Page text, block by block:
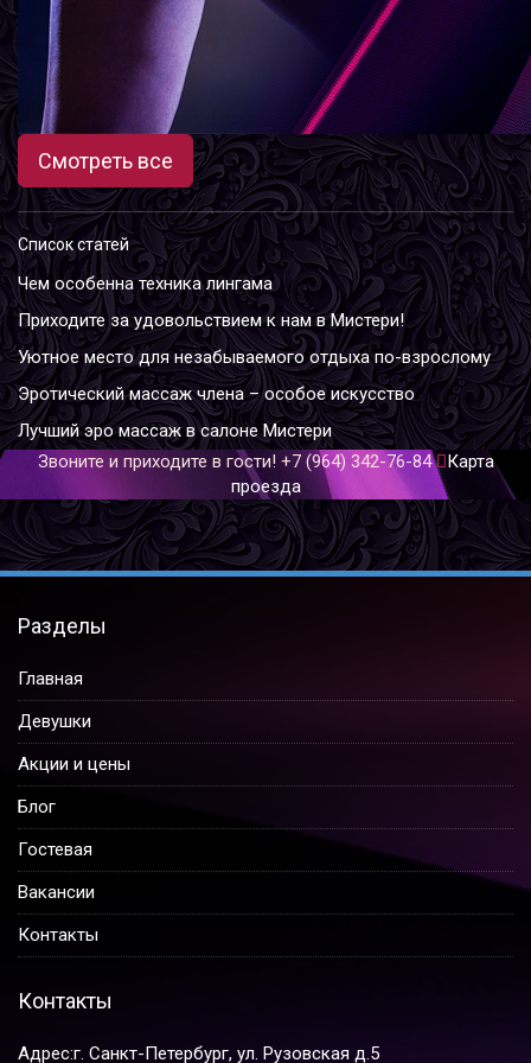
Смотреть все
Список статей
Чем особенна техника лингама
Приходите за удовольствием к нам в Мистери!
Уютное место для незабываемого отдыха по-взрослому
Эротический массаж члена – особое искусство
Лучший эро массаж в салоне Мистери
Звоните и приходите в гости! +7 (964) 342-76-84
Карта
проезда
Разделы
Главная
Девушки
Акции и цены
Блог
Гостевая
Вакансии
Контакты
Контакты
Адрес:г. Санкт-Петербург, ул. Рузовская д.5